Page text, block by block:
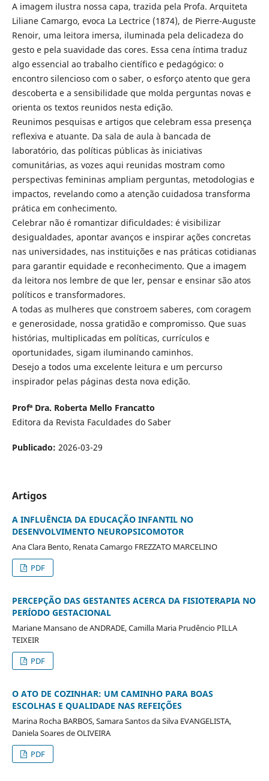
A imagem ilustra nossa capa, trazida pela Profa. Arquiteta
Liliane Camargo, evoca La Lectrice (1874), de Pierre-Auguste
Renoir, uma leitora imersa, iluminada pela delicadeza do
gesto e pela suavidade das cores. Essa cena íntima traduz
algo essencial ao trabalho científico e pedagógico: o
encontro silencioso com o saber, o esforço atento que gera
descoberta e a sensibilidade que molda perguntas novas e
orienta os textos reunidos nesta edição.
Reunimos pesquisas e artigos que celebram essa presença
reflexiva e atuante. Da sala de aula à bancada de
laboratório, das políticas públicas às iniciativas
comunitárias, as vozes aqui reunidas mostram como
perspectivas femininas ampliam perguntas, metodologias e
impactos, revelando como a atenção cuidadosa transforma
prática em conhecimento.
Celebrar não é romantizar dificuldades: é visibilizar
desigualdades, apontar avanços e inspirar ações concretas
nas universidades, nas instituições e nas práticas cotidianas
para garantir equidade e reconhecimento. Que a imagem
da leitora nos lembre de que ler, pensar e ensinar são atos
políticos e transformadores.
A todas as mulheres que constroem saberes, com coragem
e generosidade, nossa gratidão e compromisso. Que suas
histórias, multiplicadas em políticas, currículos e
oportunidades, sigam iluminando caminhos.
Desejo a todos uma excelente leitura e um percurso
inspirador pelas páginas desta nova edição.
Profª Dra. Roberta Mello Francatto
Editora da Revista Faculdades do Saber
Publicado: 2026-03-29
Artigos
A INFLUÊNCIA DA EDUCAÇÃO INFANTIL NO
DESENVOLVIMENTO NEUROPSICOMOTOR
Ana Clara Bento, Renata Camargo FREZZATO MARCELINO
PDF
PERCEPÇÃO DAS GESTANTES ACERCA DA FISIOTERAPIA NO
PERÍODO GESTACIONAL
Mariane Mansano de ANDRADE, Camilla Maria Prudêncio PILLA
TEIXEIR
PDF
O ATO DE COZINHAR: UM CAMINHO PARA BOAS
ESCOLHAS E QUALIDADE NAS REFEIÇÕES
Marina Rocha BARBOS, Samara Santos da Silva EVANGELISTA,
Daniela Soares de OLIVEIRA
PDF